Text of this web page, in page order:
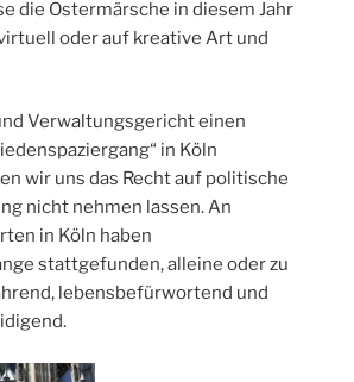
die Ostermärsche in diesem Jahr
oder auf kreative Art und
Verwaltungsgericht einen
in Köln
wir uns das Recht auf politische
nicht nehmen lassen. An
in Köln haben
stattgefunden, alleine oder zu
lebensbefürwortend und